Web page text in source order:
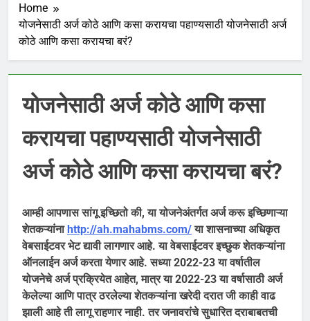
Home
योजनेसाठी अर्ज कोठे आणि कसा करायचा पहाण्यसाठी योजनेसाठी अर्ज
कोठे आणि कसा करायचा बरं?
योजनेसाठी अर्ज कोठे आणि कसा
करायचा पहाण्यसाठी योजनेसाठी
अर्ज कोठे आणि कसा करायचा बरं?
आम्ही आपणास सांगू इच्छितो की, या योजनेअंतर्गत अर्ज करू इच्छिणाऱ्या
शेतकऱ्यांनाhttp://ah.mahabms.com/या शासनाच्या अधिकृत
वेबसाईटवर भेट द्यावी लागणार आहे. या वेबसाईटवर इच्छुक शेतकऱ्यांना
ऑनलाईन अर्ज करता येणार आहे. सध्या 2022-23 या वर्षातील
योजनेचे अर्ज प्रक्रियेत आहेत, मात्र या 2022-23 या वर्षासाठी अर्ज
केलेल्या आणि पात्र ठरलेल्या शेतकऱ्यांना खरेदी दरात जी काही वाढ
झाली आहे ती लागू राहणार नाही. तर जनावरांचे सुधारित दराबाबतची